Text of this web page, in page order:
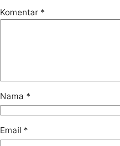
Komentar *
Nama *
Email *